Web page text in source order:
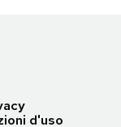
d'uso